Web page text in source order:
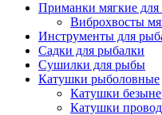
Приманки мягкие для
Виброхвосты
Инструменты для
Садки для рыбалки
Сушилки для рыбы
Катушки рыболовные
Катушки
Катушки